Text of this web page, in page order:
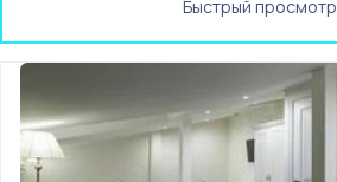
Быстрый просмотр